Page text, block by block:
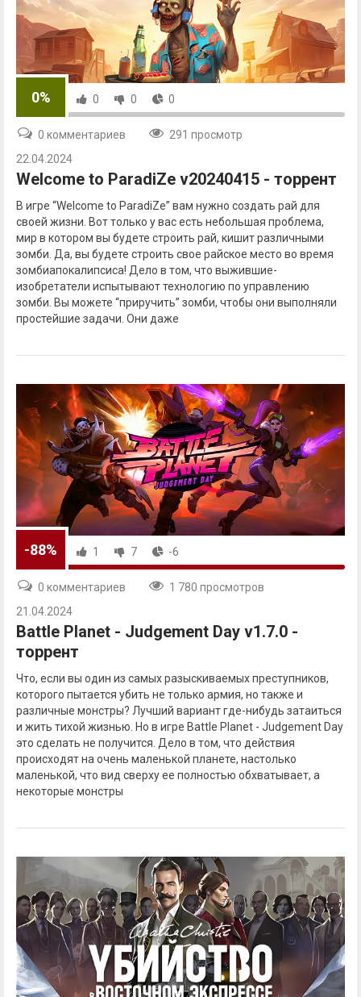
0% 0 0 0
0 комментариев
291 просмотр
22.04.2024
Welcome to ParadiZe v20240415 - торрент
В игре “Welcome to ParadiZe” вам нужно создать рай для
своей жизни. Вот только у вас есть небольшая проблема,
мир в котором вы будете строить рай, кишит различными
зомби. Да, вы будете строить свое райское место во время
зомбиапокалипсиса! Дело в том, что выжившие-
изобретатели испытывают технологию по управлению
зомби. Вы можете “приручить” зомби, чтобы они выполняли
простейшие задачи. Они даже
-88% 1 7 -6
0 комментариев
1 780 просмотров
21.04.2024
Battle Planet - Judgement Day v1.7.0 -
торрент
Что, если вы один из самых разыскиваемых преступников,
которого пытается убить не только армия, но также и
различные монстры? Лучший вариант где-нибудь затаиться
и жить тихой жизнью. Но в игре Battle Planet - Judgement Day
это сделать не получится. Дело в том, что действия
происходят на очень маленькой планете, настолько
маленькой, что вид сверху ее полностью обхватывает, а
некоторые монстры